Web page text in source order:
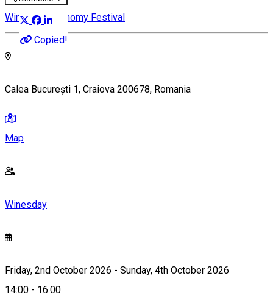
Copied!
Wine & Gastronomy Festival
Calea București 1, Craiova 200678, Romania
Map
Winesday
Friday, 2nd October 2026 - Sunday, 4th October 2026
14:00 - 16:00